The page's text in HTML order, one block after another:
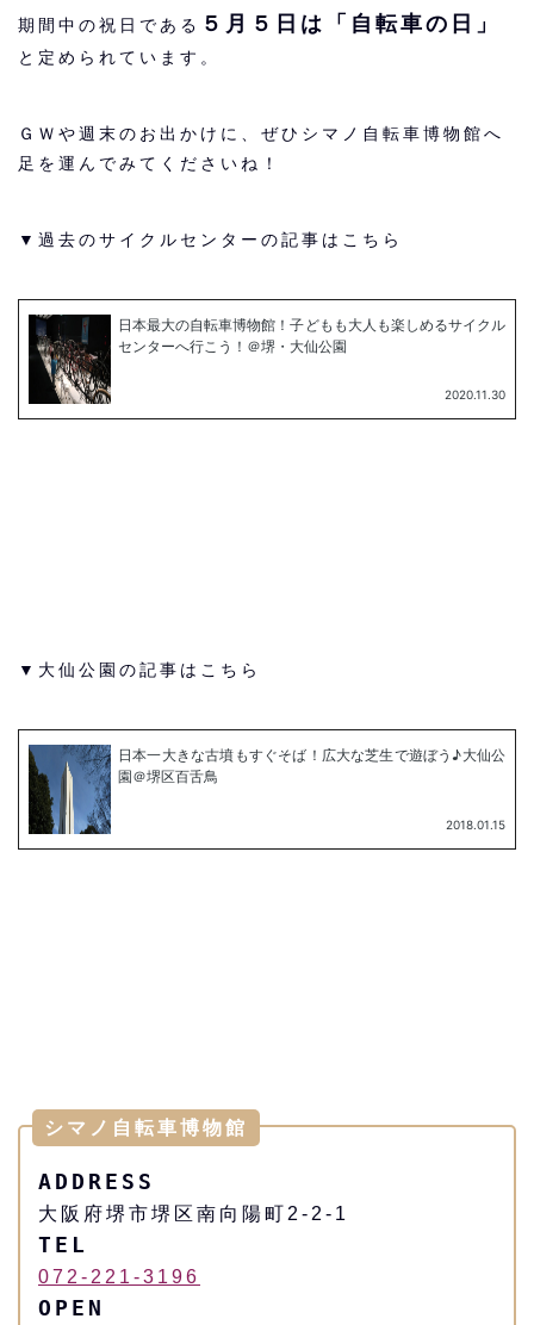
期間中の祝日である ５月５日は「自転車の日」
と定められています。
ＧＷや週末のお出かけに、ぜひシマノ自転車博物館へ
足を運んでみてくださいね！
▼過去のサイクルセンターの記事はこちら
▼大仙公園の記事はこちら
シマノ自転車博物館
ADDRESS
大阪府堺市堺区南向陽町2-2-1
TEL
072-221-3196
OPEN